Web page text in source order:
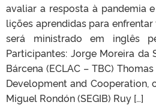
avaliar a resposta à pandemia
lições aprendidas para
será ministrado em inglês
Participantes: Jorge Moreira da
Bárcena (ECLAC – TBC)
Development and Cooperation,
Miguel Rondón (SEGIB) Ruy […]